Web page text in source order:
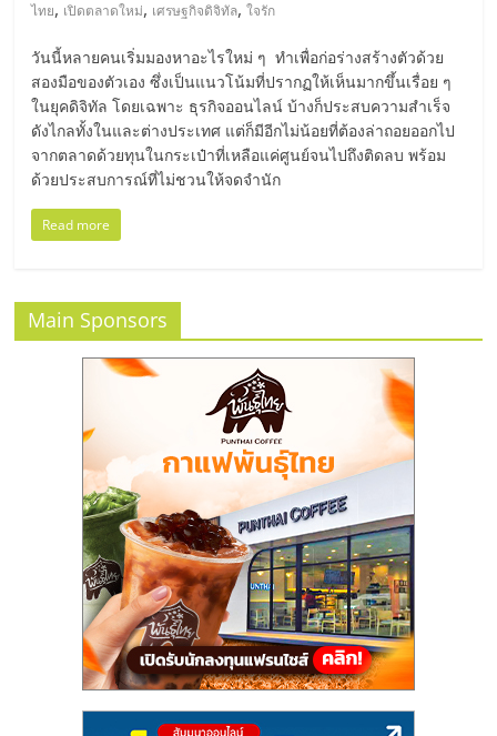
SMEs,
แฟ
รน
ไชส์,
ที่
ปรึกษา
แฟ
ไชส์,
รวม
แฟ
ไทย, เปิดตลาดใหม่, เศรษฐกิจดิจิทัล,ใจรัก
วันนี้หลายคนเริ่มมองหาอะไรใหม่ ๆ ทำเพื่อก่อร่างสร้างตัวด้วย
สองมือของตัวเอง ซึ่งเป็นแนวโน้มที่ปรากฏให้เห็นมากขึ้นเรื่อย ๆ
ในยุคดิจิทัล โดยเฉพาะ ธุรกิจออนไลน์ บ้างก็ประสบความสำเร็จ
ดังไกลทั้งในและต่างประเทศ แต่ก็มีอีกไม่น้อยที่ต้องล่าถอยออกไป
จากตลาดด้วยทุนในกระเป๋าที่เหลือแค่ศูนย์จนไปถึงติดลบ พร้อม
ด้วยประสบการณ์ที่ไม่ชวนให้จดจำนัก
Read more
Main Sponsors